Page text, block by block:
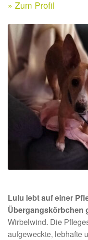
Aktuelle Spenden
Ihre/Eure
Spenden 2025
Juli bis
Januar bis
Spenden 2024
Januar bis Juni
Spenden 2023
Kontakt & Rechtliches
Facebook
Instagram
» Zum Profil
Lulu lebt auf einer
Übergangskörbchen
Wirbelwind. Die
aufgeweckte, lebhafte